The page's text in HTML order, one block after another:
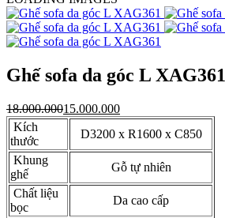
Ghế sofa da góc L XAG361
18.000.00015.000.000
Kích
thước
D3200 x R1600 x C850
Khung
ghế
Gỗ tự nhiên
Chất liệu
bọc
Da cao cấp